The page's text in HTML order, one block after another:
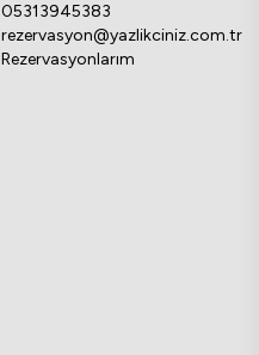
05313945383
rezervasyon@yazlikciniz.com.tr
Rezervasyonlarım